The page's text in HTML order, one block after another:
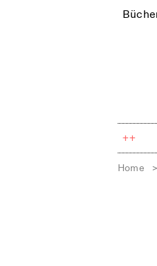
++
Home >